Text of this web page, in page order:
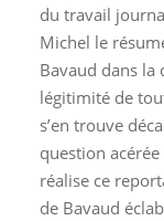
du travail
Michel le
Bavaud dans la
légitimité de
s’en trouve
question
réalise ce
de Bavaud